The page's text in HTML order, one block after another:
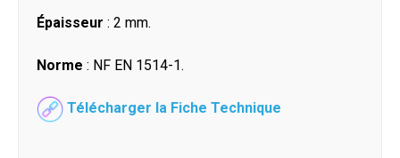
Épaisseur : 2 mm.
Norme : NF EN 1514-1.
Télécharger la Fiche Technique